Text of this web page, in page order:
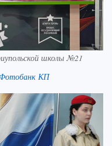
школы №21
КП